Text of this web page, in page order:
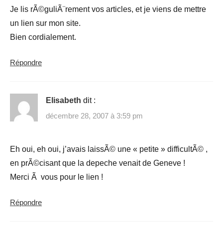
Je lis rÃ©guliÃ¨rement vos articles, et je viens de mettre
un lien sur mon site.
Bien cordialement.
Répondre
Elisabeth dit :
décembre 28, 2007 à 3:59 pm
Eh oui, eh oui, j’avais laissÃ© une « petite » difficultÃ© ,
en prÃ©cisant que la depeche venait de Geneve !
Merci Ã vous pour le lien !
Répondre